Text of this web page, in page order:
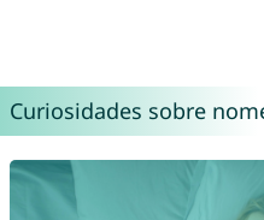
Curiosidades sobre